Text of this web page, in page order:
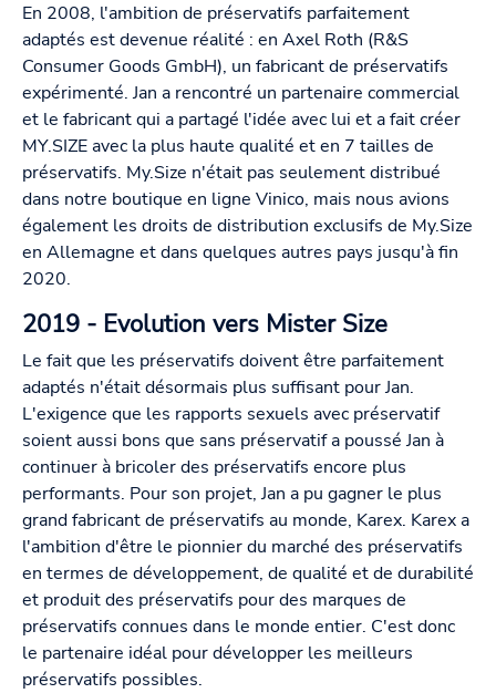
En 2008, l'ambition de préservatifs parfaitement
adaptés est devenue réalité : en Axel Roth (R&S
Consumer Goods GmbH), un fabricant de préservatifs
expérimenté. Jan a rencontré un partenaire commercial
et le fabricant qui a partagé l'idée avec lui et a fait créer
MY.SIZE avec la plus haute qualité et en 7 tailles de
préservatifs. My.Size n'était pas seulement distribué
dans notre boutique en ligne Vinico, mais nous avions
également les droits de distribution exclusifs de My.Size
en Allemagne et dans quelques autres pays jusqu'à fin
2020.
2019 - Evolution vers Mister Size
Le fait que les préservatifs doivent être parfaitement
adaptés n'était désormais plus suffisant pour Jan.
L'exigence que les rapports sexuels avec préservatif
soient aussi bons que sans préservatif a poussé Jan à
continuer à bricoler des préservatifs encore plus
performants. Pour son projet, Jan a pu gagner le plus
grand fabricant de préservatifs au monde, Karex. Karex a
l'ambition d'être le pionnier du marché des préservatifs
en termes de développement, de qualité et de durabilité
et produit des préservatifs pour des marques de
préservatifs connues dans le monde entier. C'est donc
le partenaire idéal pour développer les meilleurs
préservatifs possibles.